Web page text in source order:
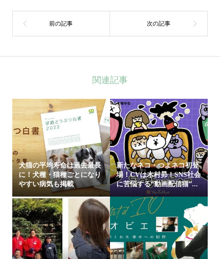
関連記事
犬猫の平均寿命は過去最長
に！犬種・猫種ごとになり
やすい病気も掲載
新たなネコ・つよネコ初登
場！CVは木村昴！SNS社会
に苦悩する“動画配信猫”...